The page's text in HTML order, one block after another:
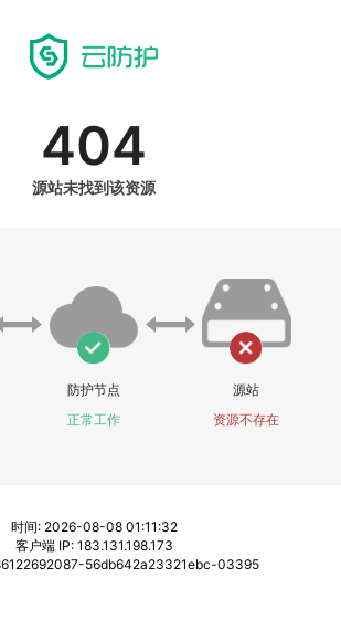
404
源站未找到该资源
防护节点
正常工作
源站
资源不存在
时间: 2026-08-08 01:11:32
客户端 IP: 183.131.198.173
56db642a23321ebc-03395